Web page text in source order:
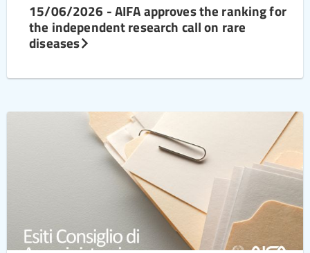
15/06/2026 - AIFA approves the ranking for
the independent research call on rare
diseases